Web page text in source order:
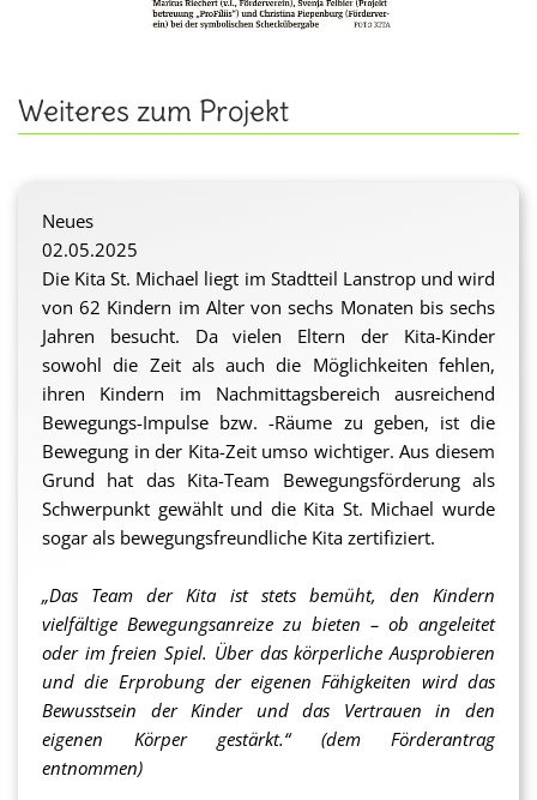
Weiteres zum Projekt
Neues
02.05.2025
Die Kita St. Michael liegt im Stadtteil Lanstrop und wird
von 62 Kindern im Alter von sechs Monaten bis sechs
Jahren besucht. Da vielen Eltern der Kita-Kinder
sowohl die Zeit als auch die Möglichkeiten fehlen,
ihren Kindern im Nachmittagsbereich ausreichend
Bewegungs-Impulse bzw. -Räume zu geben, ist die
Bewegung in der Kita-Zeit umso wichtiger. Aus diesem
Grund hat das Kita-Team Bewegungsförderung als
Schwerpunkt gewählt und die Kita St. Michael wurde
sogar als bewegungsfreundliche Kita zertifiziert.
„Das Team der Kita ist stets bemüht, den Kindern
vielfältige Bewegungsanreize zu bieten – ob angeleitet
oder im freien Spiel. Über das körperliche Ausprobieren
und die Erprobung der eigenen Fähigkeiten wird das
Bewusstsein der Kinder und das Vertrauen in den
eigenen Körper gestärkt.“ (dem Förderantrag
entnommen)